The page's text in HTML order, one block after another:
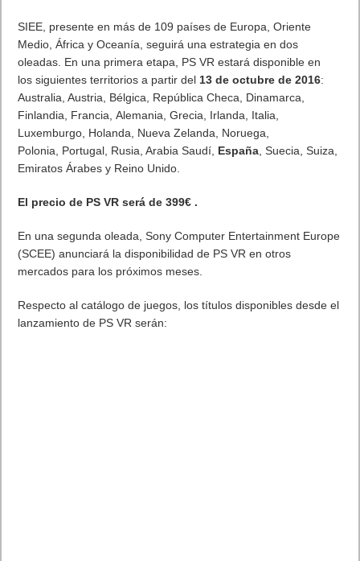
SIEE, presente en más de 109 países de Europa, Oriente
Medio, África y Oceanía, seguirá una estrategia en dos
oleadas. En una primera etapa, PS VR estará disponible en
los siguientes territorios a partir del13 de octubre de 2016:
Australia, Austria, Bélgica, República Checa, Dinamarca,
Finlandia, Francia, Alemania, Grecia, Irlanda, Italia,
Luxemburgo, Holanda, Nueva Zelanda, Noruega,
Polonia, Portugal, Rusia, Arabia Saudí, España, Suecia, Suiza,
Emiratos Árabes y Reino Unido.
El precio de PS VR será de 399€ .
En una segunda oleada, Sony Computer Entertainment Europe
(SCEE) anunciará la disponibilidad de PS VR en otros
mercados para los próximos meses.
Respecto al catálogo de juegos, los títulos disponibles desde el
lanzamiento de PS VR serán: